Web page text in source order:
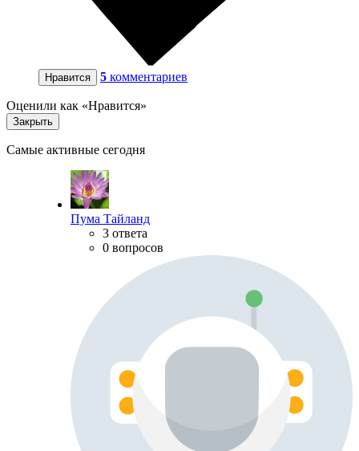
Нравится 5 комментариев
Оценили как «Нравится»
Закрыть
Самые активные сегодня
Пума Тайланд
3 ответа
0 вопросов